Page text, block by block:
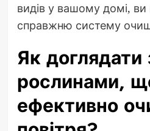
видів у вашому домі,
справжню систему
Як доглядати
рослинами,
ефективно